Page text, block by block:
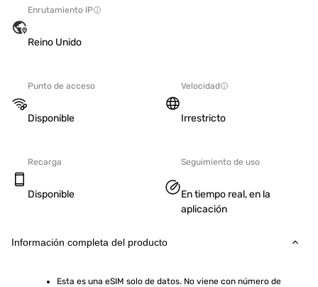
Enrutamiento IP
Reino Unido
Punto de acceso
Disponible
Velocidad
Irrestricto
Recarga
Disponible
Seguimiento de uso
En tiempo real, en la
aplicación
Información completa del producto
Esta es una eSIM solo de datos. No viene con número de